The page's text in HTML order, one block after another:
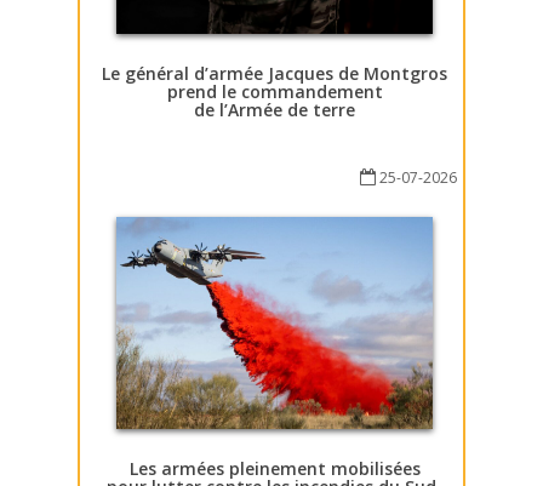
Le général d’armée Jacques de Montgros
prend le commandement
de l’Armée de terre
25-07-2026
Les armées pleinement mobilisées